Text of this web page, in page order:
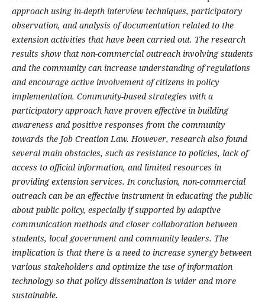
approach using in-depth interview techniques, participatory
observation, and analysis of documentation related to the
extension activities that have been carried out. The research
results show that non-commercial outreach involving students
and the community can increase understanding of regulations
and encourage active involvement of citizens in policy
implementation. Community-based strategies with a
participatory approach have proven effective in building
awareness and positive responses from the community
towards the Job Creation Law. However, research also found
several main obstacles, such as resistance to policies, lack of
access to official information, and limited resources in
providing extension services. In conclusion, non-commercial
outreach can be an effective instrument in educating the public
about public policy, especially if supported by adaptive
communication methods and closer collaboration between
students, local government and community leaders. The
implication is that there is a need to increase synergy between
various stakeholders and optimize the use of information
technology so that policy dissemination is wider and more
sustainable.